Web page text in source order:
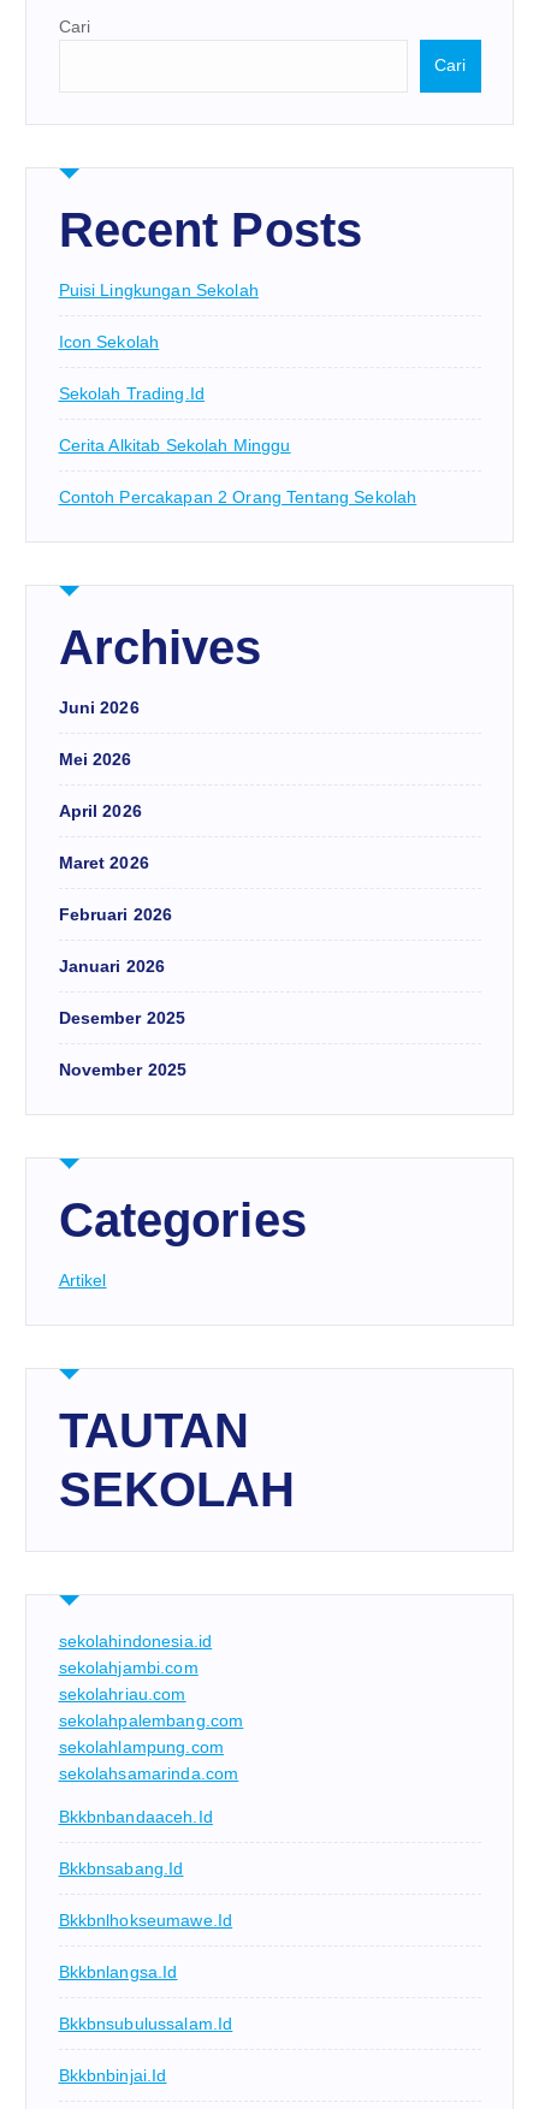
Cari
Cari
Recent Posts
Puisi Lingkungan Sekolah
Icon Sekolah
Sekolah Trading.id
Cerita Alkitab Sekolah Minggu
Contoh Percakapan 2 Orang Tentang Sekolah
Archives
Juni 2026
Mei 2026
April 2026
Maret 2026
Februari 2026
Januari 2026
Desember 2025
November 2025
Categories
Artikel
TAUTAN
SEKOLAH
sekolahindonesia.id
sekolahjambi.com
sekolahriau.com
sekolahpalembang.com
sekolahlampung.com
sekolahsamarinda.com
Bkkbnbandaaceh.id
Bkkbnsabang.id
Bkkbnlhokseumawe.id
Bkkbnlangsa.id
Bkkbnsubulussalam.id
Bkkbnbinjai.id